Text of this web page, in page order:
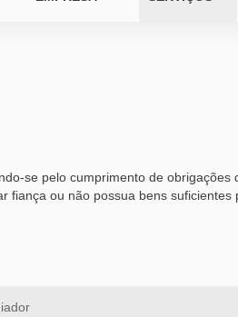
se pelo cumprimento de
ou não possua bens suficientes